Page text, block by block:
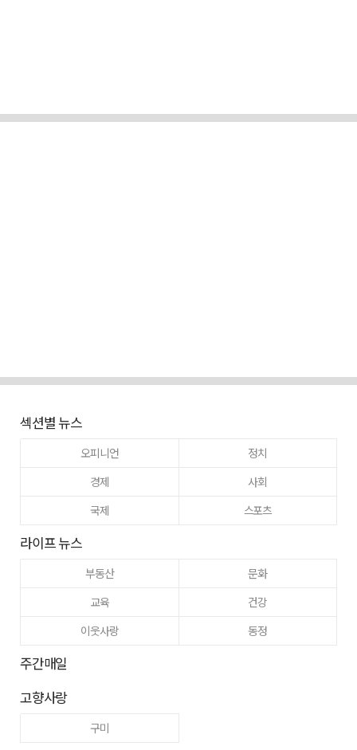
섹션별 뉴스
오피니언
정치
경제
사회
국제
스포츠
라이프 뉴스
부동산
문화
교육
건강
이웃사랑
동정
주간매일
고향사랑
구미